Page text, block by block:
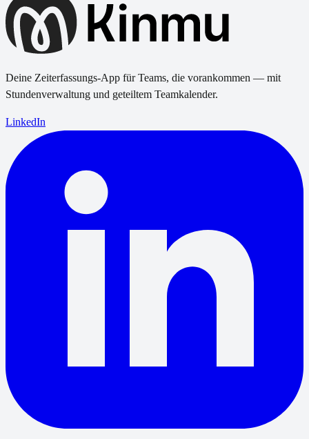
Deine Zeiterfassungs-App für Teams, die vorankommen — mit
Stundenverwaltung und geteiltem Teamkalender.
LinkedIn